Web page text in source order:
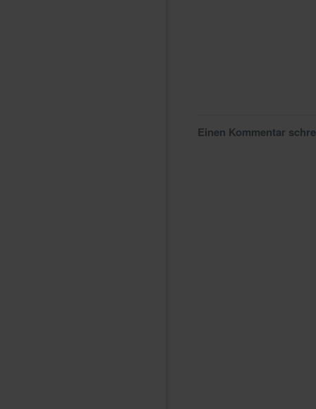
Einen Kommentar